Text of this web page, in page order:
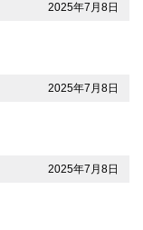
2025年7月8日
2025年7月8日
2025年7月8日